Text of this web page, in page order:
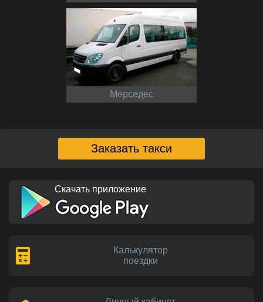
Мерседес
Заказать такси
Скачать приложение
Калькулятор
поездки